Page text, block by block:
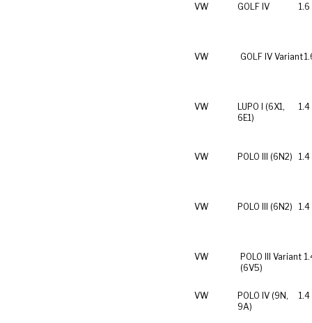
VW GOLF IV 1.6
VW GOLF IV Variant
VW
LUPO I (6X1,
6E1)
1.4
VW POLO III (6N2) 1.4
VW POLO III (6N2) 1.4
VW
POLO III Variant
(6V5)
VW
POLO IV (9N,
9A)
1.4